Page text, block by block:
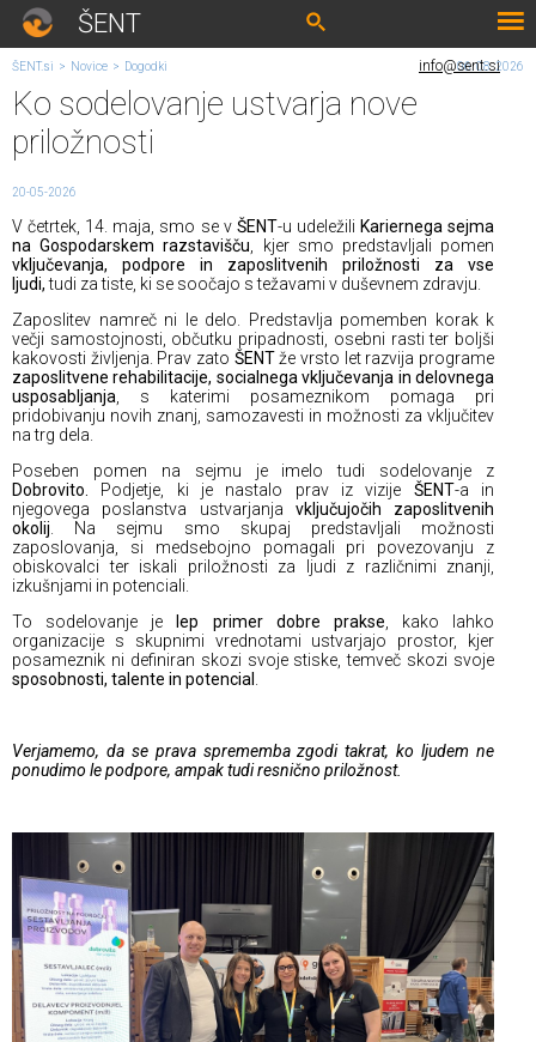
ŠENT
info@sent.si
06. 08. 2026
ŠENT.si > Novice > Dogodki
Ko sodelovanje ustvarja nove
priložnosti
20-05-2026
V četrtek, 14. maja, smo se v ŠENT-u udeležili Kariernega sejma
na Gospodarskem razstavišču , kjer smo predstavljali pomen
vključevanja, podpore in zaposlitvenih priložnosti za vse
ljudi,tudi za tiste, ki se soočajo s težavami v duševnem zdravju.
Zaposlitev namreč ni le delo. Predstavlja pomemben korak k
večji samostojnosti, občutku pripadnosti, osebni rasti ter boljši
kakovosti življenja. Prav zato ŠENTže vrsto let razvija programe
zaposlitvene rehabilitacije, socialnega vključevanja in delovnega
usposabljanja , s katerimi posameznikom pomaga pri
pridobivanju novih znanj, samozavesti in možnosti za vključitev
na trg dela.
Poseben pomen na sejmu je imelo tudi sodelovanje z
Dobrovito.
Podjetje, ki je nastalo prav iz vizije ŠENT-a in
njegovega poslanstva ustvarjanja vključujočih zaposlitvenih
okolij . Na sejmu smo skupaj predstavljali možnosti
zaposlovanja, si medsebojno pomagali pri povezovanju z
obiskovalci ter iskali priložnosti za ljudi z različnimi znanji,
izkušnjami in potenciali.
To sodelovanje je
lep primer dobre prakse , kako lahko
organizacije s skupnimi vrednotami ustvarjajo prostor, kjer
posameznik ni definiran skozi svoje stiske, temveč skozi svoje
sposobnosti, talente in potencial
Verjamemo, da se prava sprememba zgodi takrat, ko ljudem ne
ponudimo le podpore, ampak tudi resnično priložnost.